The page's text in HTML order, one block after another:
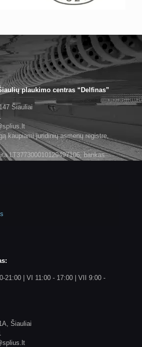
plaukimo centras “Delfinas”
Šiauliai
kaupiami juridinių asmenų registre,
LT377300010129497106, bankas
21:00 | VI 11:00 - 17:00 | VII 9:00 -
Šiauliai